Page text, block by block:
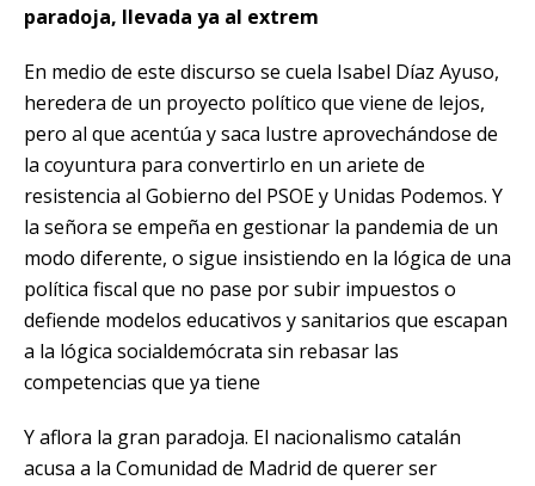
paradoja, llevada ya al extrem
En medio de este discurso se cuela Isabel Díaz Ayuso,
heredera de un proyecto político que viene de lejos,
pero al que acentúa y saca lustre aprovechándose de
la coyuntura para convertirlo en un ariete de
resistencia al Gobierno del PSOE y Unidas Podemos. Y
la señora se empeña en gestionar la pandemia de un
modo diferente, o sigue insistiendo en la lógica de una
política fiscal que no pase por subir impuestos o
defiende modelos educativos y sanitarios que escapan
a la lógica socialdemócrata sin rebasar las
competencias que ya tiene
Y aflora la gran paradoja. El nacionalismo catalán
acusa a la Comunidad de Madrid de querer ser